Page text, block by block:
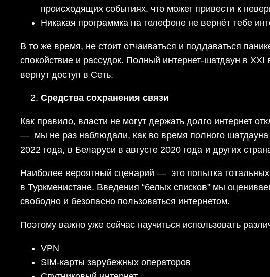
происходящих событиях, что может привести к
Никакая программка на телефоне не вернёт тебе
В то же время, не стоит отчаиваться и поддаваться
спокойствие и рассудок. Полный интернет-шатдаун в
вернут доступ в Сеть.
Средства сохранения связи
Как правило, власти не могут держать долго интернет
— мы не раз наблюдали, как во время полного шатдауна
2022 года, в Беларуси в августе 2020 года и других
Наиболее вероятный сценарий — это попытка
в Туркменистане. Введения “белых списков” мы
свободно и безопасно пользоваться интернетом.
Поэтому важно уже сейчас научиться использовать
VPN
SIM-карты зарубежных операторов